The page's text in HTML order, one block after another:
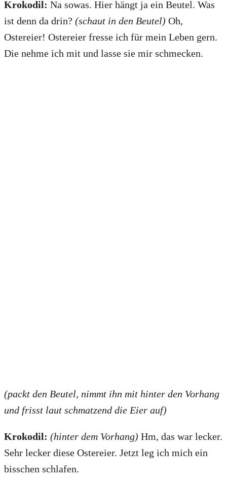
Krokodil: Na sowas. Hier hängt ja ein Beutel. Was
ist denn da drin? (schaut in den Beutel) Oh,
Ostereier! Ostereier fresse ich für mein Leben gern.
Die nehme ich mit und lasse sie mir schmecken.
(packt den Beutel, nimmt ihn mit hinter den Vorhang
und frisst laut schmatzend die Eier auf)
Krokodil: (hinter dem Vorhang) Hm, das war lecker.
Sehr lecker diese Ostereier. Jetzt leg ich mich ein
bisschen schlafen.